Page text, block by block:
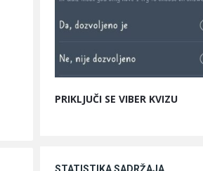
PRIKLJUČI SE VIBER KVIZU